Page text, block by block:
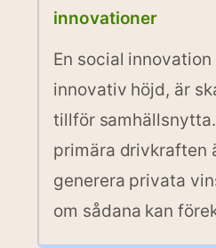
innovationer
En social
innovativ höjd, är
tillför
primära drivkraften
generera privata
om sådana kan